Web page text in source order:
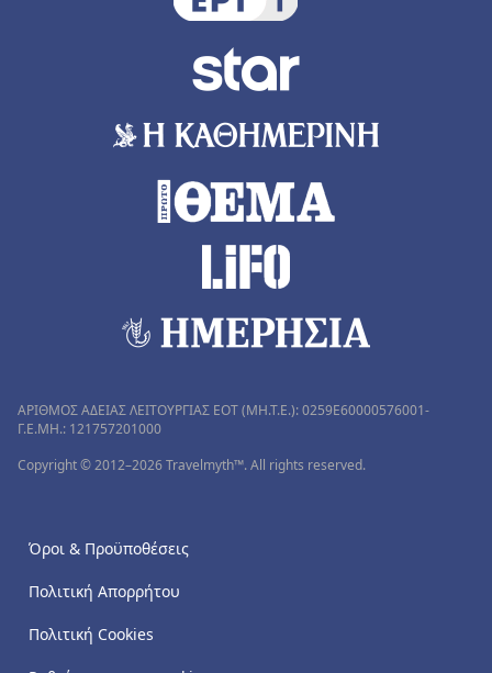
ΑΡΙΘΜΟΣ ΑΔΕΙΑΣ ΛΕΙΤΟΥΡΓΙΑΣ ΕΟΤ (MH.T.E.): 0259Ε60000576001-
Γ.Ε.ΜΗ.: 121757201000
Copyright © 2012–2026 Travelmyth™. All rights reserved.
Όροι & Προϋποθέσεις
Πολιτική Απορρήτου
Πολιτική Cookies